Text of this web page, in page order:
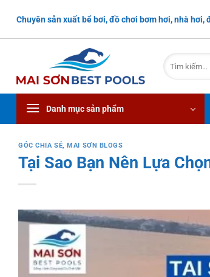
nội
Chuyên sản xuất bể bơi, đồ chơi bơm hơi, nhà
Tìm
kiếm:
Danh mục sản phẩm
GÓC CHIA SẺ,MAI SƠN BLOGS
Tại Sao Bạn Nên Lựa